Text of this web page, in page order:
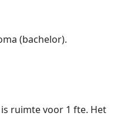
(bachelor).
ruimte voor 1 fte. Het